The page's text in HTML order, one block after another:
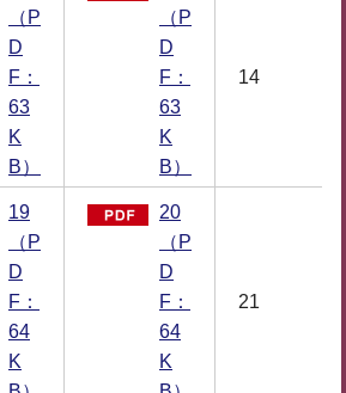
（P
D
F：
63
K
B）
（P
D
F：
63
K
B）
14
19
（P
D
F：
64
K
20
（P
D
F：
64
K
21